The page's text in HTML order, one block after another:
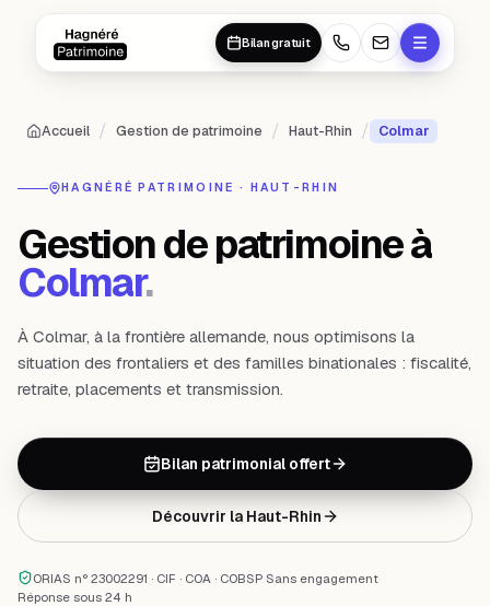
Bilan gratuit
Accueil / Gestion de patrimoine / Haut-Rhin / Colmar
HAGNÉRÉ PATRIMOINE · HAUT-RHIN
Gestion de patrimoine à
Colmar.
À Colmar, à la frontière allemande, nous optimisons la
situation des frontaliers et des familles binationales : fiscalité,
retraite, placements et transmission.
Bilan patrimonial offert
Découvrir la Haut-Rhin
ORIAS n° 23002291 · CIF · COA · COBSP·Sans engagement·
Réponse sous 24 h